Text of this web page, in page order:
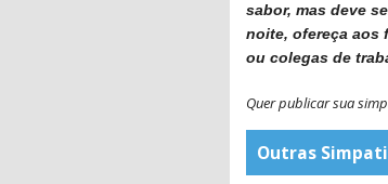
sabor, mas deve
noite, ofereça aos
ou colegas de
Quer publicar sua
Outras